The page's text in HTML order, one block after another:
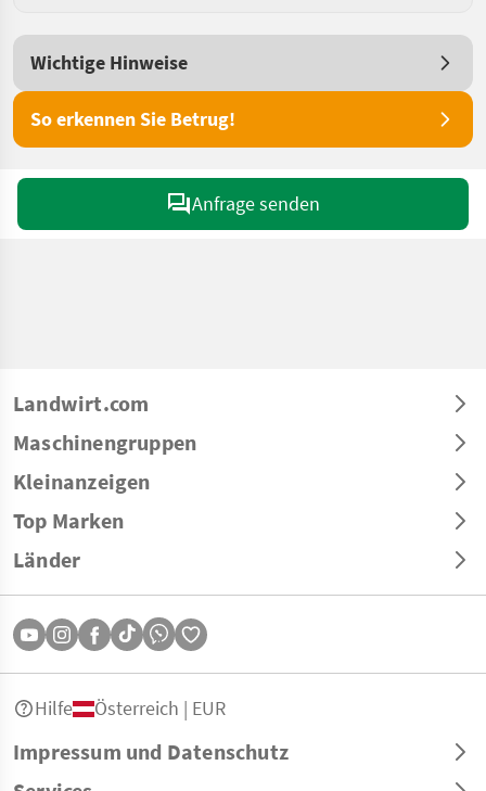
Wichtige Hinweise
So erkennen Sie Betrug!
Anfrage senden
Landwirt.com
Maschinengruppen
Kleinanzeigen
Top Marken
Länder
Impressum und Datenschutz
Hilfe Österreich | EUR